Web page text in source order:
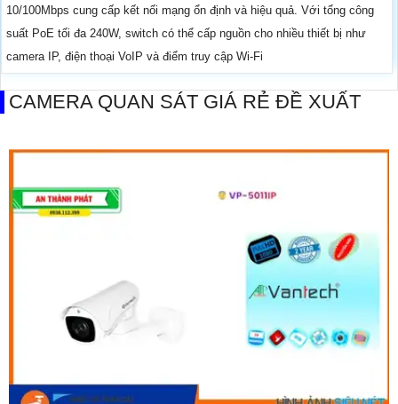
10/100Mbps cung cấp kết nối mạng ổn định và hiệu quả. Với tổng công
suất PoE tối đa 240W, switch có thể cấp nguồn cho nhiều thiết bị như
camera IP, điện thoại VoIP và điểm truy cập Wi-Fi
CAMERA QUAN SÁT GIÁ RẺ ĐỀ XUẤT